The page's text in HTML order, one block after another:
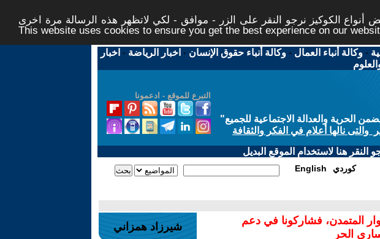
الكوكيز نرجو النقر على الزر - موافق - لكي لاتظهر هذه الرسالة مرة اخرى -
This website uses cookies to ensure you get the best experience on our
-وكالة أنباء العمال -وكالة أنباء حقوق الإنسان - اخبار الرياضة - اخبار
التبرع للموقع - ادعمونا
والعدالة الاجتماعية للجميع"
نالها أعلام في الفكر والثقافة
هنا لاستخدام الموقع البديل
English كوردي
المتمدن، فشاركونا في دعم
الحر
شيرزاد همزاني